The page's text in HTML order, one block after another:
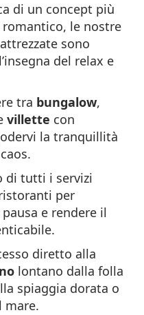
di un concept più
le nostre
sono
del relax e
tra bungalow,
villette con
la tranquillità
di tutti i servizi
per
e rendere il
diretto alla
lontano dalla folla
spiaggia dorata o
mare.